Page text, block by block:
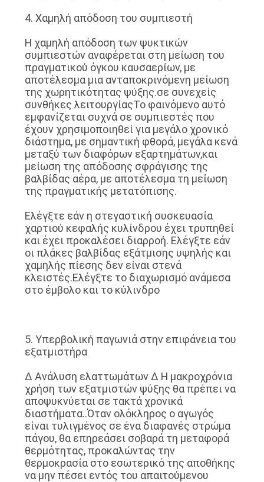
4. Χαμηλή απόδοση του συμπιεστή
Η χαμηλή απόδοση των ψυκτικών
συμπιεστών αναφέρεται στη μείωση του
πραγματικού όγκου καυσαερίων, με
αποτέλεσμα μια ανταποκρινόμενη μείωση
της χωρητικότητας ψύξης.σε συνεχείς
συνθήκες λειτουργίαςΤο φαινόμενο αυτό
εμφανίζεται συχνά σε συμπιεστές που
έχουν χρησιμοποιηθεί για μεγάλο χρονικό
διάστημα, με σημαντική φθορά, μεγάλα κενά
μεταξύ των διαφόρων εξαρτημάτων,και
μείωση της απόδοσης σφράγισης της
βαλβίδας αέρα, με αποτέλεσμα τη μείωση
της πραγματικής μετατόπισης.
Ελέγξτε εάν η στεγαστική συσκευασία
χαρτιού κεφαλής κυλίνδρου έχει τρυπηθεί
και έχει προκαλέσει διαρροή. Ελέγξτε εάν
οι πλάκες βαλβίδας εξάτμισης υψηλής και
χαμηλής πίεσης δεν είναι στενά
κλειστές.Ελέγξτε το διαχωρισμό ανάμεσα
στο έμβολο και το κύλινδρο
5. Υπερβολική παγωνιά στην επιφάνεια του
εξατμιστήρα
∆ Ανάλυση ελαττωμάτων ∆ Η μακροχρόνια
χρήση των εξατμιστών ψύξης θα πρέπει να
αποψυκνύεται σε τακτά χρονικά
διαστήματα..Όταν ολόκληρος ο αγωγός
είναι τυλιγμένος σε ένα διαφανές στρώμα
πάγου, θα επηρεάσει σοβαρά τη μεταφορά
θερμότητας, προκαλώντας την
θερμοκρασία στο εσωτερικό της αποθήκης
να μην πέσει εντός του απαιτούμενου